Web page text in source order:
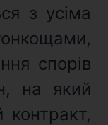
з усіма
спорів
на який
контракт,